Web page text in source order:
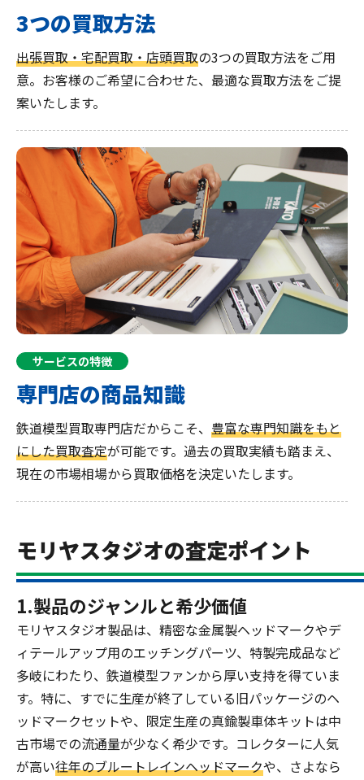
3つの買取方法
出張買取・宅配買取・店頭買取の3つの買取方法をご用
意。お客様のご希望に合わせた、最適な買取方法をご提
案いたします。
サービスの特徴
専門店の商品知識
鉄道模型買取専門店だからこそ、 豊富な専門知識をもと
にした買取査定が可能です。過去の買取実績も踏まえ、
現在の市場相場から買取価格を決定いたします。
モリヤスタジオの査定ポイント
1.製品のジャンルと希少価値
モリヤスタジオ製品は、精密な金属製ヘッドマークやデ
ィテールアップ用のエッチングパーツ、特製完成品など
多岐にわたり、鉄道模型ファンから厚い支持を得ていま
す。特に、すでに生産が終了している旧パッケージのヘ
ッドマークセットや、限定生産の真鍮製車体キットは中
古市場での流通量が少なく希少です。コレクターに人気
が高い往年のブルートレインヘッドマークや、さよなら